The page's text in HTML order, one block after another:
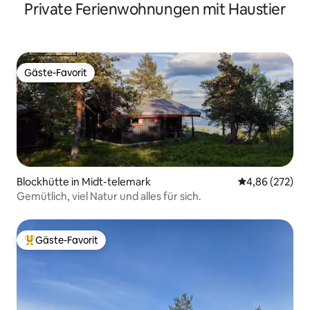
Private Ferienwohnungen mit Haustier
Gäste-Favorit
Gäste-Favorit
Blockhütte in Midt-telemark
4,86 (272)
Gemütlich, viel Natur und alles für sich.
Beliebter Gäste-Favorit.
Gäste-Favorit